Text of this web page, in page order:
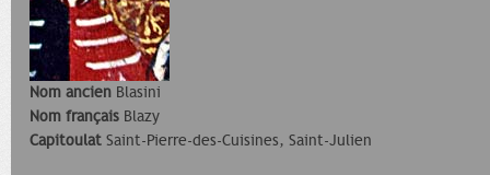
Nom ancien Blasini
Nom français Blazy
Capitoulat Saint-Pierre-des-Cuisines, Saint-Julien